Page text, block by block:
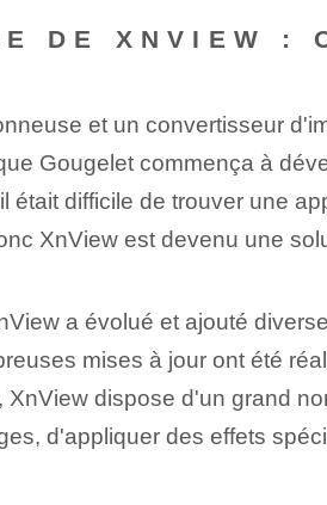
DE XNVIEW :
et un convertisseur
Gougelet commença à
était difficile de trouver une
XnView est devenu une
a évolué et ajouté
mises à jour ont été
XnView dispose d'un grand
d'appliquer des effets